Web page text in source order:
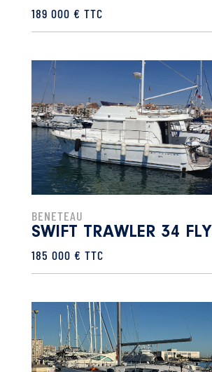
189 000 € TTC
BENETEAU
SWIFT TRAWLER 34 FLY
185 000 € TTC